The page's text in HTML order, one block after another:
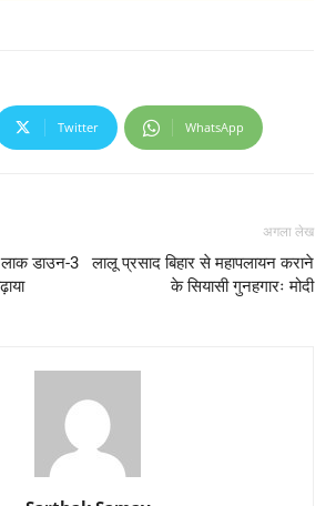
Twitter WhatsApp
डाउन-3
अगला लेख
लालू प्रसाद बिहार से महापलायन कराने
के सियासी गुनहगारः मोदी